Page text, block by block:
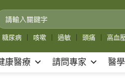
糖尿病 咳嗽 過敏 頭痛 高血
康醫療 請問專家 醫